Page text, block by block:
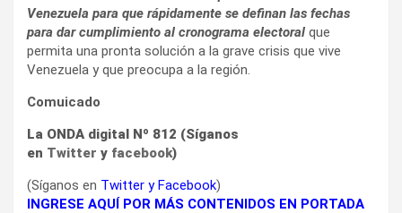
Venezuela para que rápidamente se definan las fechas
para dar cumplimiento al cronograma electoral que
permita una pronta solución a la grave crisis que vive
Venezuela y que preocupa a la región.
Comuicado
La ONDA digital Nº 812 (Síganos
en Twitter y facebook)
(Síganos en Twitter yFacebook)
INGRESE AQUÍ POR MÁS CONTENIDOS EN PORTADA